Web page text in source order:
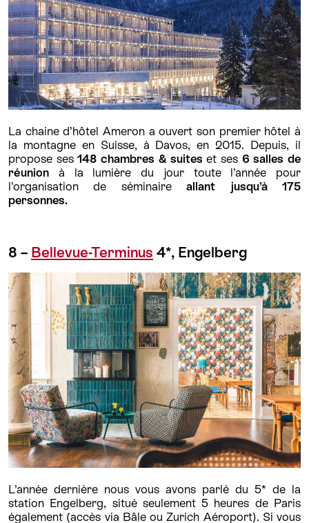
La chaine d’hôtel Ameron a ouvert son premier hôtel à
la montagne en Suisse, à Davos, en 2015. Depuis, il
propose ses148 chambres & suites et ses 6 salles de
réunion à la lumière du jour toute l’année pour
l’organisation de séminaireallant jusqu’à 175
personnes.
8 – Bellevue-Terminus 4*, Engelberg
L’année dernière nous vous avons parlé du 5* de la
station Engelberg, situé seulement 5 heures de Paris
également (accès via Bâle ou Zurich Aéroport). Si vous